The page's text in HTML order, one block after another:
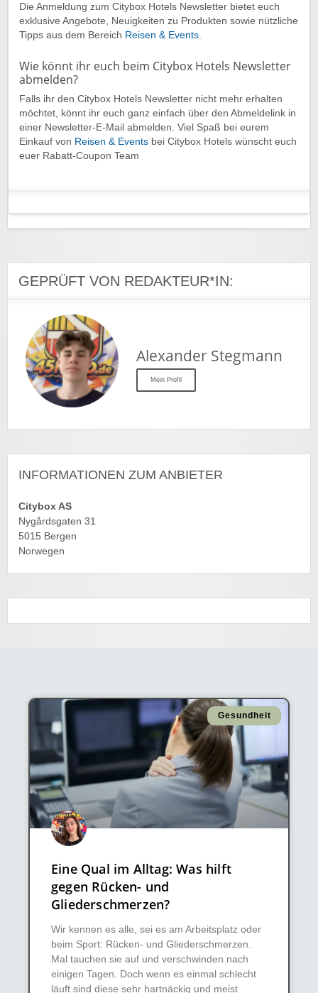
Die Anmeldung zum Citybox Hotels Newsletter bietet euch
exklusive Angebote, Neuigkeiten zu Produkten sowie nützliche
Tipps aus dem Bereich Reisen & Events
Wie könnt ihr euch beim Citybox Hotels Newsletter
abmelden?
Falls ihr den Citybox Hotels Newsletter nicht mehr erhalten
möchtet, könnt ihr euch ganz einfach über den Abmeldelink in
einer Newsletter-E-Mail abmelden. Viel Spaß bei eurem
Einkauf von Reisen & Events bei Citybox Hotels wünscht euch
euer Rabatt-Coupon Team
GEPRÜFT VON REDAKTEUR*IN:
Alexander Stegmann
Mein Profil
INFORMATIONEN ZUM ANBIETER
Citybox AS
Nygårdsgaten 31
5015 Bergen
Norwegen
Gesundheit
Eine Qual im Alltag: Was hilft
gegen Rücken- und
Gliederschmerzen?
Wir kennen es alle, sei es am Arbeitsplatz oder
beim Sport: Rücken- und Gliederschmerzen.
Mal tauchen sie auf und verschwinden nach
einigen Tagen. Doch wenn es einmal schlecht
läuft sind diese sehr hartnäckig und meist